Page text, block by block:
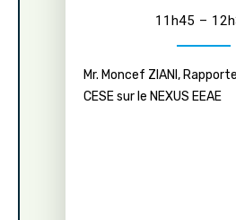
11h45 –
Mr. Moncef ZIANI,
CESE sur le NEXUS EEAE